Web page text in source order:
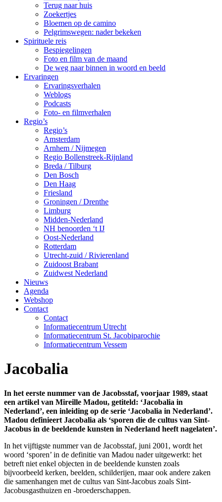
Terug naar huis
Zoekertjes
Bloemen op de camino
Pelgrimswegen: nader bekeken
Spirituele reis
Bespiegelingen
Foto en film van de maand
De weg naar binnen in woord en beeld
Ervaringen
Ervaringsverhalen
Weblogs
Podcasts
Foto- en filmverhalen
Regio’s
Regio’s
Amsterdam
Arnhem / Nijmegen
Regio Bollenstreek-Rijnland
Breda / Tilburg
Den Bosch
Den Haag
Friesland
Groningen / Drenthe
Limburg
Midden-Nederland
NH benoorden ‘t IJ
Oost-Nederland
Rotterdam
Utrecht-zuid / Rivierenland
Zuidoost Brabant
Zuidwest Nederland
Nieuws
Agenda
Webshop
Contact
Contact
Informatiecentrum Utrecht
Informatiecentrum St. Jacobiparochie
Informatiecentrum Vessem
Jacobalia
In het eerste nummer van de Jacobsstaf, voorjaar 1989, staat
een artikel van Mireille Madou, getiteld: ‘Jacobalia in
Nederland’, een inleiding op de serie ‘Jacobalia in Nederland’.
Madou definieert Jacobalia als ‘sporen die de cultus van Sint-
Jacobus in de beeldende kunsten in Nederland heeft nagelaten’.
In het vijftigste nummer van de Jacobsstaf, juni 2001, wordt het
woord ‘sporen’ in de definitie van Madou nader uitgewerkt: het
betreft niet enkel objecten in de beeldende kunsten zoals
bijvoorbeeld kerken, beelden, schilderijen, maar ook andere zaken
die samenhangen met de cultus van Sint-Jacobus zoals Sint-
Jacobusgasthuizen en -broederschappen.